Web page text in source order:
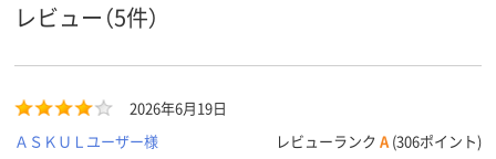
レビュー（5件）
2026年6月19日
ＡＳＫＵＬユーザー様
レビューランク A (306ポイント)